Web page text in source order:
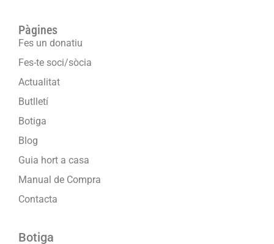
Pàgines
Fes un donatiu
Fes-te soci/sòcia
Actualitat
Butlletí
Botiga
Blog
Guia hort a casa
Manual de Compra
Contacta
Botiga